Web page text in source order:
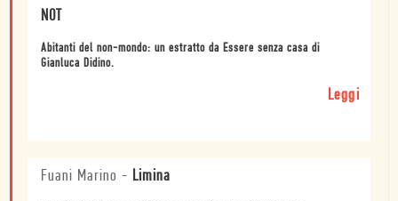
NOT
Abitanti del non-mondo: un estratto da Essere senza casa di
Gianluca Didino.
Leggi
Fuani Marino - Limina